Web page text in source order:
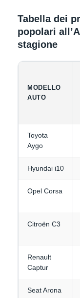
Tabella dei
popolari
stagione
MODELLO
AUTO
Toyota
Aygo
Hyundai i10
Opel Corsa
Citroën C3
Renault
Captur
Seat Arona